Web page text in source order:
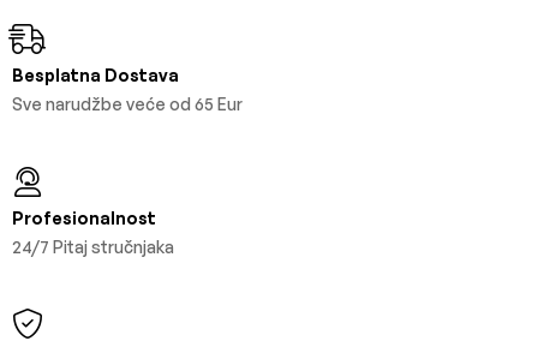
Besplatna Dostava
Sve narudžbe veće od 65 Eur
Profesionalnost
24/7 Pitaj stručnjaka